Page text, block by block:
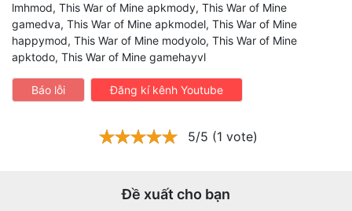
lmhmod, This War of Mine apkmody, This War of Mine
gamedva, This War of Mine apkmodel, This War of Mine
happymod, This War of Mine modyolo, This War of Mine
apktodo, This War of Mine gamehayvl
Báo lỗi Đăng kí kênh Youtube
5/5 (1 vote)
Đề xuất cho bạn